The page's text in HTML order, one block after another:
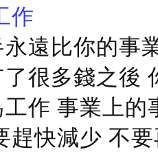
作
遠比你的事
很多錢之後
作 事業上
趕快減少 不